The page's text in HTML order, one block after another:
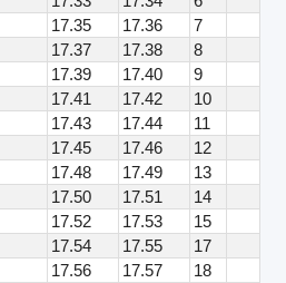
17.35 17.36
7
17.37 17.38
8
17.39 17.40
9
17.41 17.42
10
17.43 17.44
11
17.45 17.46
12
17.48 17.49
13
17.50 17.51
14
17.52 17.53
15
17.54 17.55
17
17.56 17.57
18